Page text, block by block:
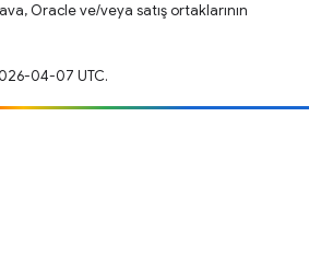
Oracle ve/veya satış ortaklarının
04-07 UTC.